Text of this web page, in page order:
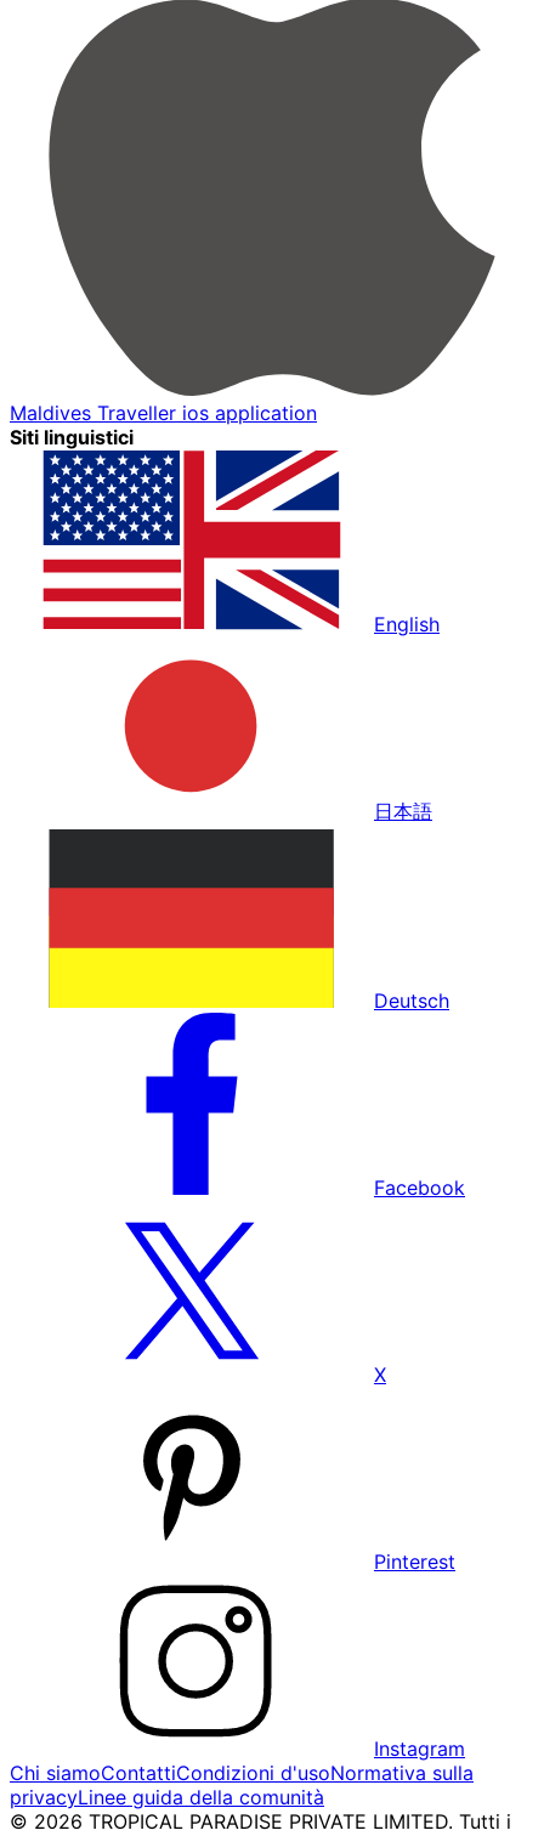
Maldives Traveller ios application
Siti linguistici
English
日本語
Deutsch
Facebook
X
Pinterest
Instagram
Chi siamoContattiCondizioni d'usoNormativa sulla
privacyLinee guida della comunità
© 2026 TROPICAL PARADISE PRIVATE LIMITED. Tutti i